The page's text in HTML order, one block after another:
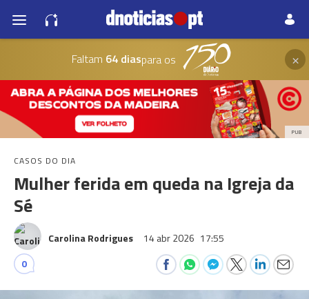
Faltam 64 diaspara os ×
PUB
CASOS DO DIA
Mulher ferida em queda na Igreja da
Sé
Carolina Rodrigues 14 abr 2026 17:55
0